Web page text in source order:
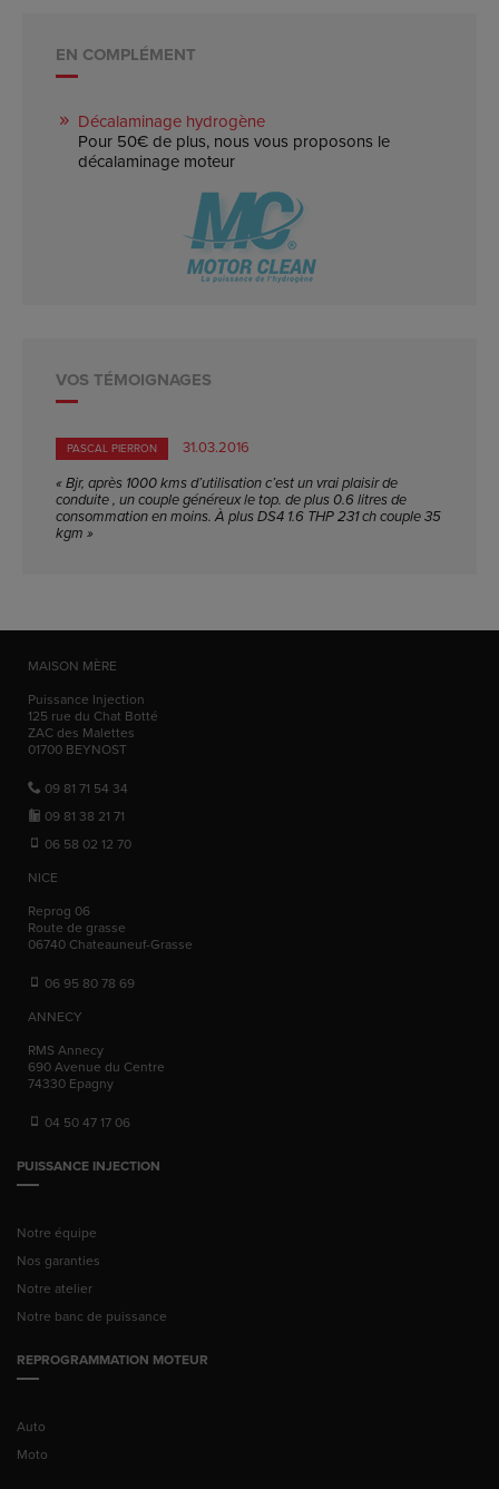
EN COMPLÉMENT
Décalaminage hydrogène
Pour 50€ de plus, nous vous proposons le
décalaminage moteur
VOS TÉMOIGNAGES
PASCAL PIERRON
31.03.2016
« Bjr, après 1000 kms d’utilisation c’est un vrai plaisir de
conduite , un couple généreux le top. de plus 0.6 litres de
consommation en moins. À plus DS4 1.6 THP 231 ch couple 35
kgm »
MAISON MÈRE
Puissance Injection
125 rue du Chat Botté
ZAC des Malettes
01700 BEYNOST
09 81 71 54 34
09 81 38 21 71
06 58 02 12 70
NICE
Reprog 06
Route de grasse
06740 Chateauneuf-Grasse
06 95 80 78 69
ANNECY
RMS Annecy
690 Avenue du Centre
74330 Epagny
04 50 47 17 06
PUISSANCE INJECTION
Notre équipe
Nos garanties
Notre atelier
Notre banc de puissance
REPROGRAMMATION MOTEUR
Auto
Moto